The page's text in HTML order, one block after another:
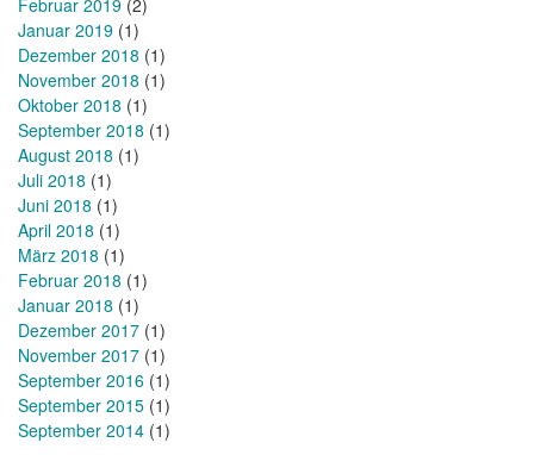
Januar 2019 (1)
Dezember 2018 (1)
November 2018 (1)
Oktober 2018 (1)
September 2018 (1)
August 2018 (1)
Juli 2018 (1)
Juni 2018 (1)
April 2018 (1)
März 2018 (1)
Februar 2018 (1)
Januar 2018 (1)
Dezember 2017 (1)
November 2017 (1)
September 2016 (1)
September 2015 (1)
September 2014 (1)